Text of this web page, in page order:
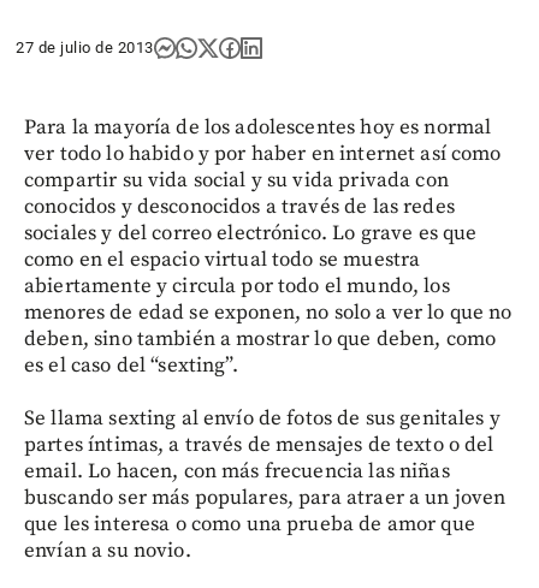
27 de julio de 2013
Para la mayoría de los adolescentes hoy es normal
ver todo lo habido y por haber en internet así como
compartir su vida social y su vida privada con
conocidos y desconocidos a través de las redes
sociales y del correo electrónico. Lo grave es que
como en el espacio virtual todo se muestra
abiertamente y circula por todo el mundo, los
menores de edad se exponen, no solo a ver lo que no
deben, sino también a mostrar lo que deben, como
es el caso del “sexting”.
Se llama sexting al envío de fotos de sus genitales y
partes íntimas, a través de mensajes de texto o del
email. Lo hacen, con más frecuencia las niñas
buscando ser más populares, para atraer a un joven
que les interesa o como una prueba de amor que
envían a su novio.